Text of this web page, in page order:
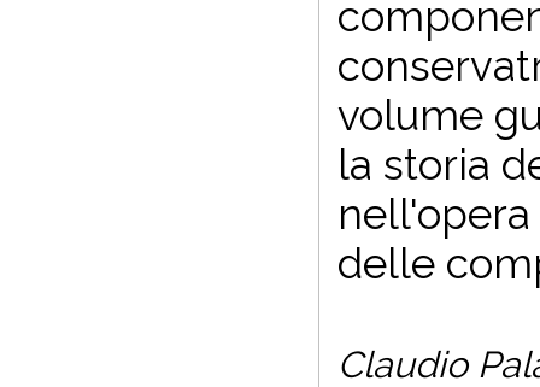
volume
la storia
delle
Claudio